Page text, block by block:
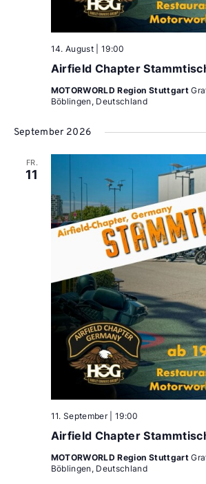
Airfield Chapter
14. August | 19:00
MOTORWORLD Region Stuttgart
Böblingen, Deutschland
September 2026
FR.
11
Airfield Chapter
11. September | 19:00
MOTORWORLD Region Stuttgart
Böblingen, Deutschland